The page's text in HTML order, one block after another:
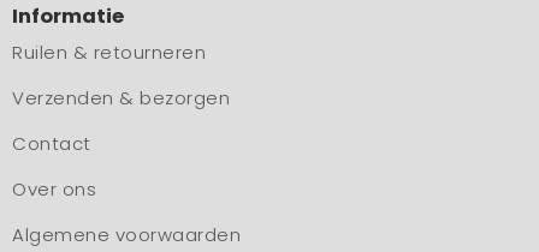
Informatie
Ruilen & retourneren
Verzenden & bezorgen
Contact
Over ons
Algemene voorwaarden